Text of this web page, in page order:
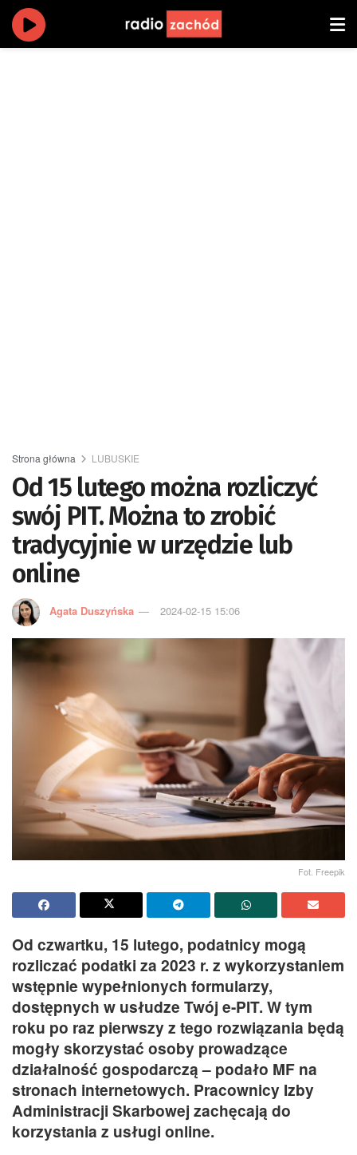
Strona główna LUBUSKIE
Od 15 lutego można rozliczyć
swój PIT. Można to zrobić
tradycyjnie w urzędzie lub
online
Agata Duszyńska 2024-02-15 15:06
Fot. Freepik
Od czwartku, 15 lutego, podatnicy mogą
rozliczać podatki za 2023 r. z wykorzystaniem
wstępnie wypełnionych formularzy,
dostępnych w usłudze Twój e-PIT. W tym
roku po raz pierwszy z tego rozwiązania będą
mogły skorzystać osoby prowadzące
działalność gospodarczą – podało MF na
stronach internetowych. Pracownicy Izby
Administracji Skarbowej zachęcają do
korzystania z usługi online.